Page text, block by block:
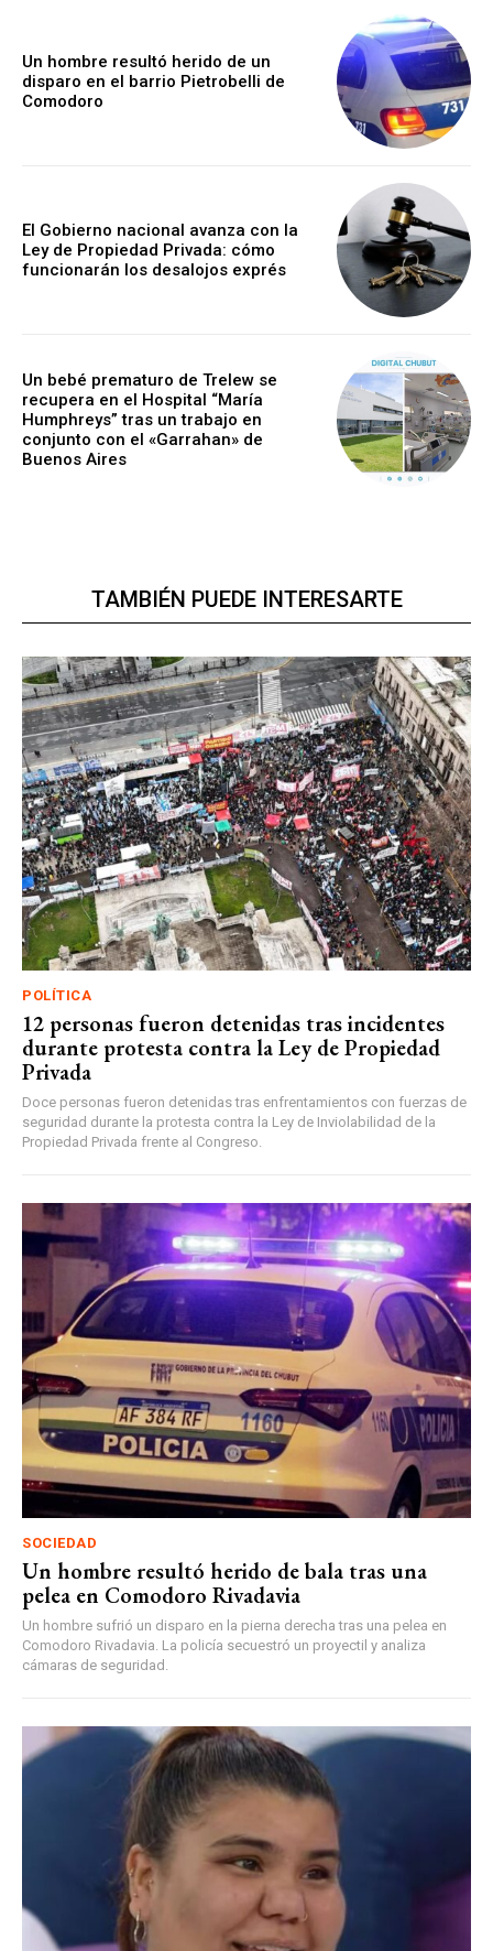
Un hombre resultó herido de un
disparo en el barrio Pietrobelli de
Comodoro
El Gobierno nacional avanza con la
Ley de Propiedad Privada: cómo
funcionarán los desalojos exprés
Un bebé prematuro de Trelew se
recupera en el Hospital “María
Humphreys” tras un trabajo en
conjunto con el «Garrahan» de
Buenos Aires
TAMBIÉN PUEDE INTERESARTE
POLÍTICA
12 personas fueron detenidas tras incidentes
durante protesta contra la Ley de Propiedad
Privada
Doce personas fueron detenidas tras enfrentamientos con fuerzas de
seguridad durante la protesta contra la Ley de Inviolabilidad de la
Propiedad Privada frente al Congreso.
SOCIEDAD
Un hombre resultó herido de bala tras una
pelea en Comodoro Rivadavia
Un hombre sufrió un disparo en la pierna derecha tras una pelea en
Comodoro Rivadavia. La policía secuestró un proyectil y analiza
cámaras de seguridad.